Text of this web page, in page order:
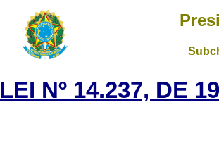
LEI Nº 14.237, DE